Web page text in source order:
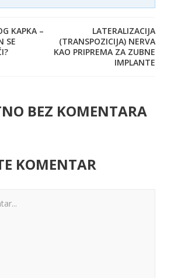
KAPKA –
SE
LATERALIZACIJA
(TRANSPOZICIJA) NERVA
KAO PRIPREMA ZA ZUBNE
IMPLANTE
BEZ KOMENTARA
KOMENTAR